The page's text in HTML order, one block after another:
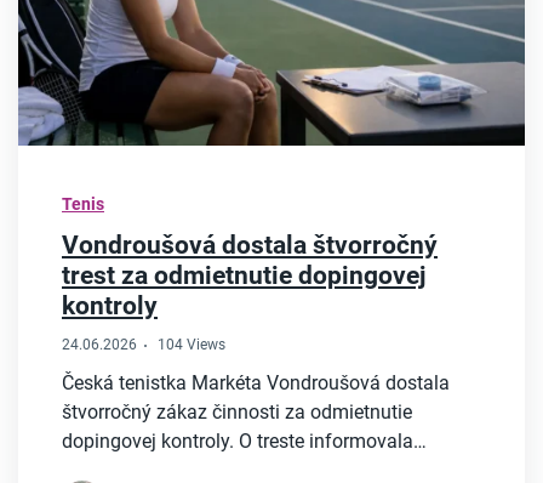
Tenis
Vondroušová dostala štvorročný
trest za odmietnutie dopingovej
kontroly
24.06.2026 104 Views
Česká tenistka Markéta Vondroušová dostala
štvorročný zákaz činnosti za odmietnutie
dopingovej kontroly. O treste informovala…